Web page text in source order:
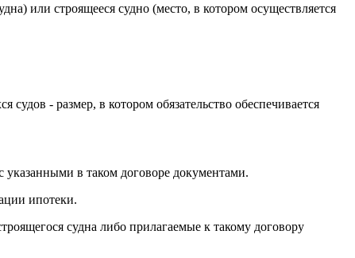
или строящееся судно (место, в котором осуществляется
- размер, в котором обязательство обеспечивается
указанными в таком договоре документами.
ипотеки.
судна либо прилагаемые к такому договору